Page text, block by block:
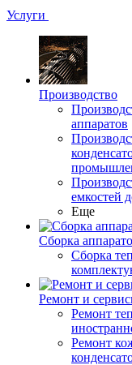
Услуги
Производство
аппаратов
емкостей
Еще
Сборка
Сборка
Ремонт и
Ремонт
Ремонт